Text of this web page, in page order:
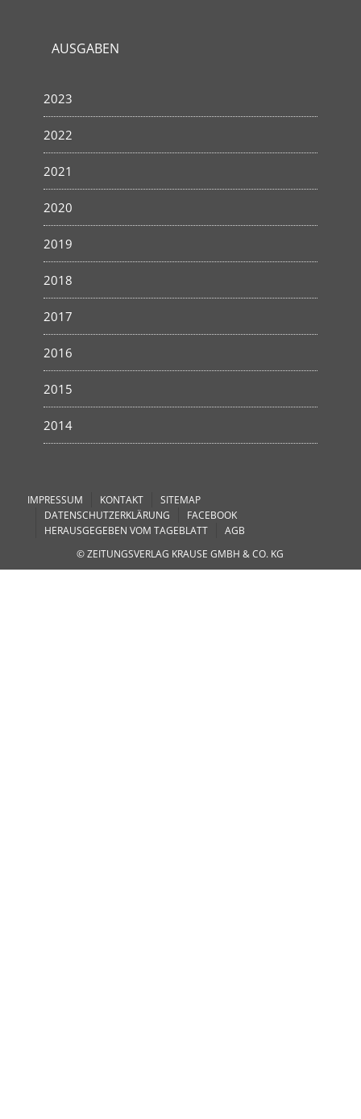
AUSGABEN
2023
2022
2021
2020
2019
2018
2017
2016
2015
2014
IMPRESSUM KONTAKT
SITEMAP
DATENSCHUTZERKLÄRUNG
FACEBOOK
HERAUSGEGEBEN VOM TAGEBLATT
AGB
© ZEITUNGSVERLAG KRAUSE GMBH & CO. KG